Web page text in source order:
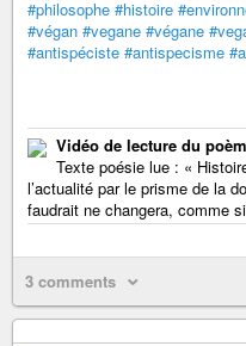
#philosophe #histoire
#végan #vegane #végane
#antispéciste #antispecisme
Vidéo de lecture du
Texte poésie lue : «
l’actualité par le prisme de la
faudrait ne changera, comme
3 comments